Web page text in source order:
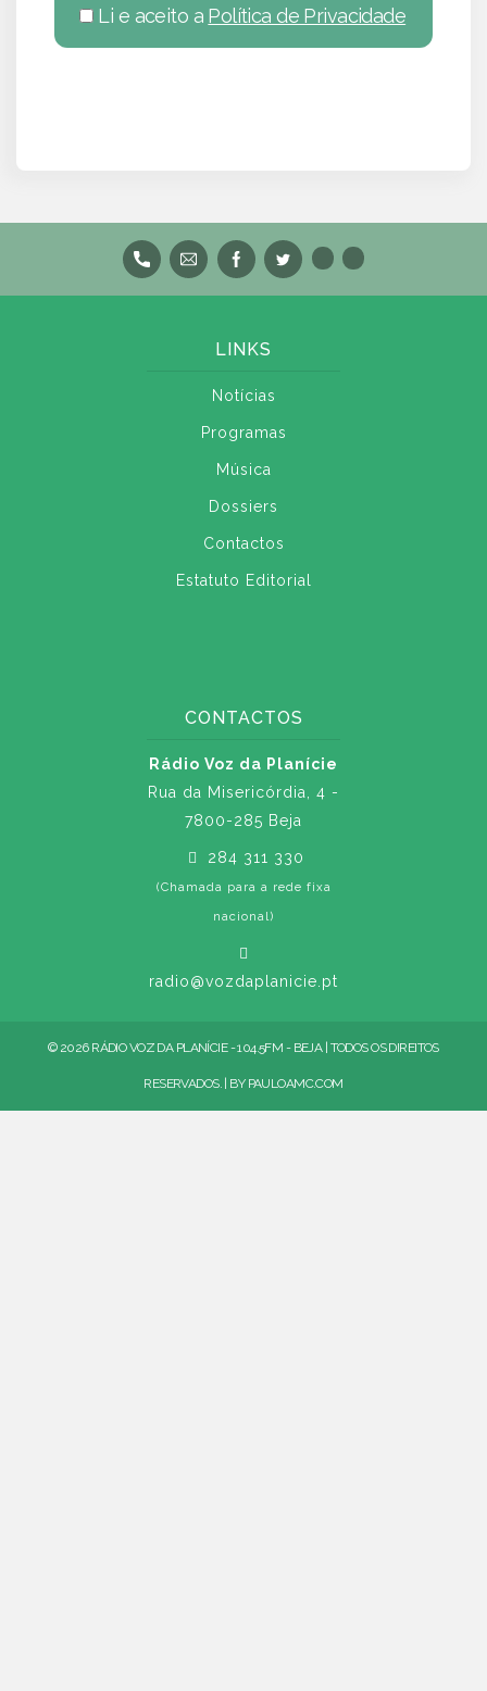
Li e aceito a Política de Privacidade
LINKS
Notícias
Programas
Música
Dossiers
Contactos
Estatuto Editorial
CONTACTOS
Rádio Voz da Planície
Rua da Misericórdia, 4 -
7800-285 Beja
284 311 330
(Chamada para a rede fixa
nacional)
radio@vozdaplanicie.pt
© 2026 RÁDIO VOZ DA PLANÍCIE - 104.5FM - BEJA | TODOS OS DIREITOS
RESERVADOS. | BY PAULOAMC.COM